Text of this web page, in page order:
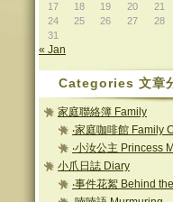
17
18 19 20 21
24
25 26 27 28
31
« Jan
Categories 文章
家庭聯絡簿 Family
‧家庭咖啡館 Family
‧小汝公主 Princess
小爪日誌 Diary
‧事件花絮 Behind